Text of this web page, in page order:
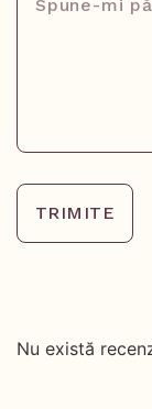
TRIMITE
Nu există